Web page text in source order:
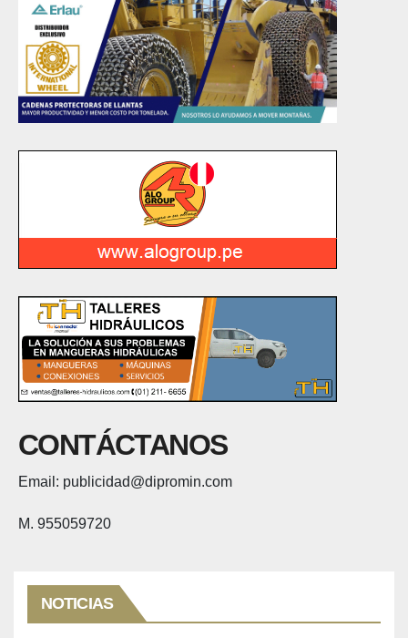
CONTÁCTANOS
Email: publicidad@dipromin.com
M. 955059720
NOTICIAS